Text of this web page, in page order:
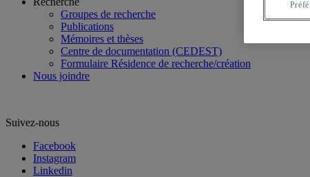
Groupes de recherche
Publications
Mémoires et thèses
Centre de documentation (CEDEST)
Formulaire Résidence de recherche/création
Nous joindre
Suivez-nous
Facebook
Instagram
Linkedin